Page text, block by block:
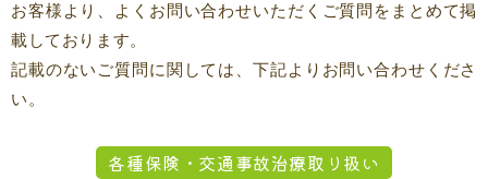
お客様より、よくお問い合わせいただくご質問をまとめて掲
載しております。
記載のないご質問に関しては、下記よりお問い合わせくださ
い。
各種保険・交通事故治療取り扱い